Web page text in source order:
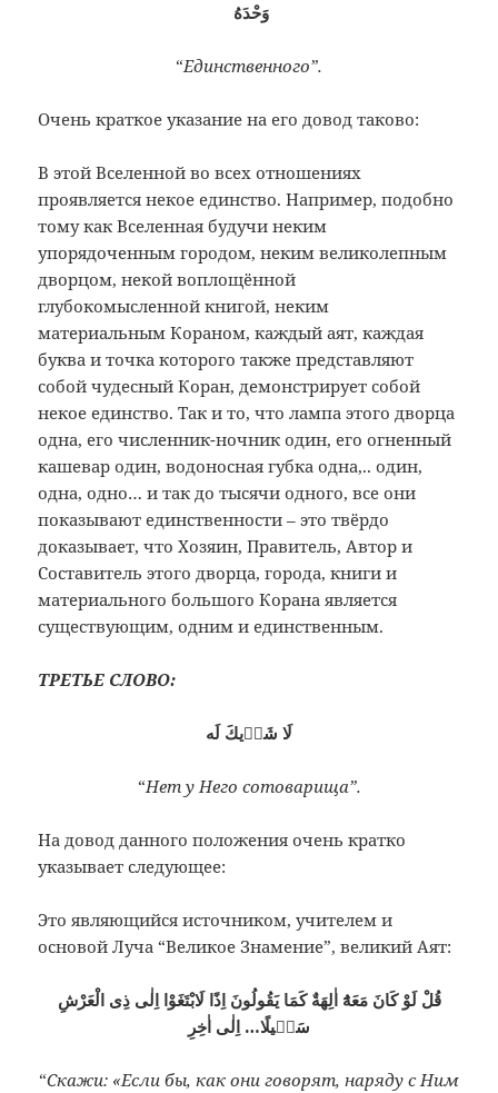
وَحْدَهُ
“Единственного”.
Очень краткое указание на его довод таково:
В этой Вселенной во всех отношениях
проявляется некое единство. Например, подобно
тому как Вселенная будучи неким
упорядоченным городом, неким великолепным
дворцом, некой воплощённой
глубокомысленной книгой, неким
материальным Кораном, каждый аят, каждая
буква и точка которого также представляют
собой чудесный Коран, демонстрирует собой
некое единство. Так и то, что лампа этого дворца
одна, его численник-ночник один, его огненный
кашевар один, водоносная губка одна,.. один,
одна, одно… и так до тысячи одного, все они
показывают единственности – это твёрдо
доказывает, что Хозяин, Правитель, Автор и
Составитель этого дворца, города, книги и
материального большого Корана является
существующим, одним и единственным.
ТРЕТЬЕ СЛОВО:
لَا شَرٖيكَ لَه
“Нет у Него сотоварища”.
На довод данного положения очень кратко
указывает следующее:
Это являющийся источником, учителем и
основой Луча “Великое Знамение”, великий Аят:
قُلْ لَوْ كَانَ مَعَهُٓ اٰلِهَةٌ كَمَا يَقُولُونَ اِذًا لَابْتَغَوْا اِلٰى ذِى الْعَرْشِ
سَبٖيلًا… اِلٰى اٰخِرِ
“Скажи: «Если бы, как они говорят, наряду с Ним